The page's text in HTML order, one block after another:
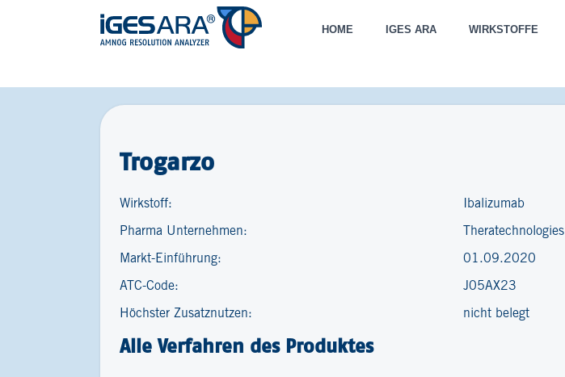
HOME IGES ARA WIRKSTOFFE
Trogarzo
Wirkstoff: Ibalizumab
Pharma Unternehmen: Theratechnologies
Markt-Einführung: 01.09.2020
ATC-Code: J05AX23
Höchster Zusatznutzen: nicht belegt
Alle Verfahren des Produktes